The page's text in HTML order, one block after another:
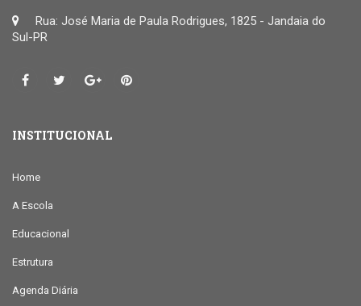
Rua: José Maria de Paula Rodrigues, 1825 - Jandaia do
Sul-PR
INSTITUCIONAL
Home
A Escola
Educacional
Estrutura
Agenda Diária